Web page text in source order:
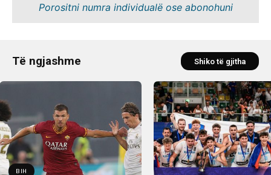
Porositni numra individualë ose abonohuni
Të ngjashme Shiko të gjitha
BIH